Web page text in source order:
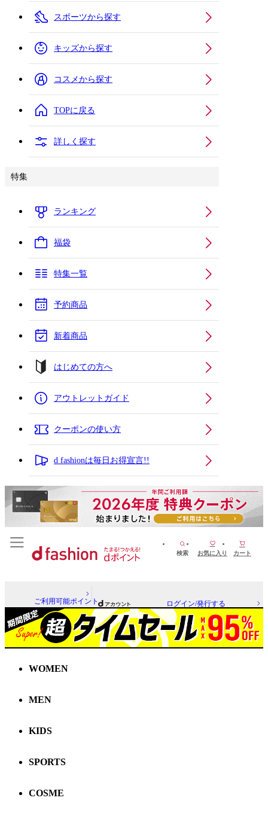
スポーツから探す
キッズから探す
コスメから探す
TOPに戻る
詳しく探す
特集
ランキング
福袋
特集一覧
予約商品
新着商品
はじめての方へ
アウトレットガイド
クーポンの使い方
d fashionは毎日お得宣言!!
検索 お気に入り カート
ご利用可能ポイント ログイン/発行する
WOMEN
MEN
KIDS
SPORTS
COSME